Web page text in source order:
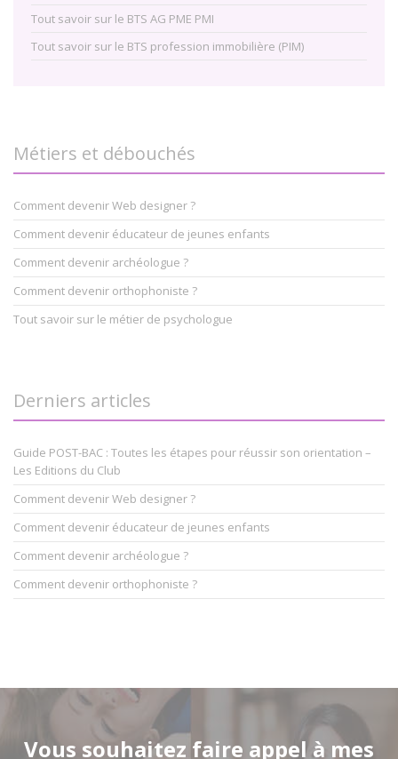
Tout savoir sur le BTS AG PME PMI
Tout savoir sur le BTS profession immobilière (PIM)
Métiers et débouchés
Comment devenir Web designer ?
Comment devenir éducateur de jeunes enfants
Comment devenir archéologue ?
Comment devenir orthophoniste ?
Tout savoir sur le métier de psychologue
Derniers articles
Guide POST-BAC : Toutes les étapes pour réussir son orientation –
Les Editions du Club
Comment devenir Web designer ?
Comment devenir éducateur de jeunes enfants
Comment devenir archéologue ?
Comment devenir orthophoniste ?
Vous souhaitez faire appel à mes